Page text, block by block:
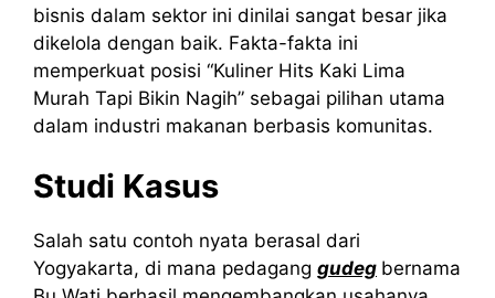
bisnis dalam sektor ini dinilai sangat besar jika
dikelola dengan baik. Fakta-fakta ini
memperkuat posisi “Kuliner Hits Kaki Lima
Murah Tapi Bikin Nagih” sebagai pilihan utama
dalam industri makanan berbasis komunitas.
Studi Kasus
Salah satu contoh nyata berasal dari
Yogyakarta, di mana pedagang gudeg bernama